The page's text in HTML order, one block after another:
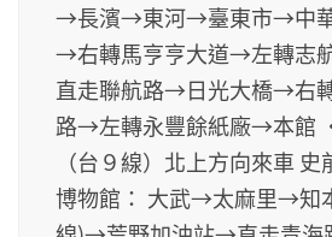
→長濱→東河→臺東市→中
→右轉馬亨亨大道→左轉志
直走聯航路→日光大橋→右
路→左轉永豐餘紙廠→本館
（台９線）北上方向來車 史
博物館： 大武→太麻里→知